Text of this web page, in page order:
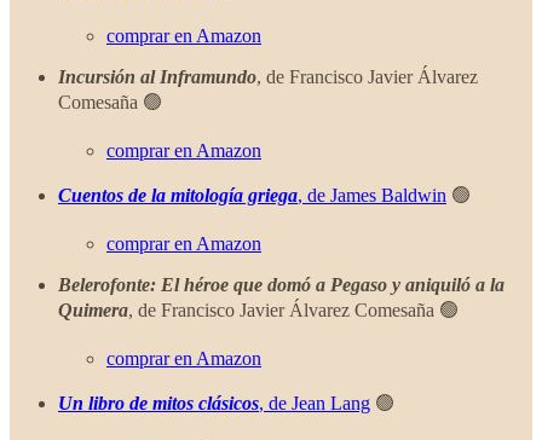
comprar en Amazon
Incursión al Inframundo, de Francisco Javier Álvarez
Comesaña 🟢
comprar en Amazon
Cuentos de la mitología griega, de James Baldwin 🟢
comprar en Amazon
Belerofonte: El héroe que domó a Pegaso y aniquiló a la
Quimera, de Francisco Javier Álvarez Comesaña 🟢
comprar en Amazon
Un libro de mitos clásicos, de Jean Lang 🟢